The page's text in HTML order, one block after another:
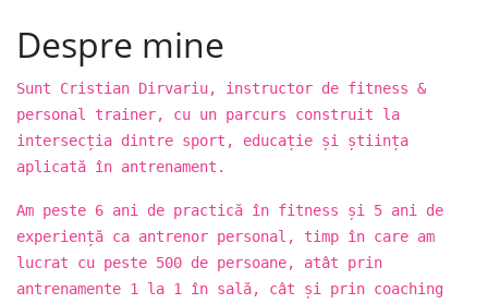
Despre mine
Sunt Cristian Dirvariu, instructor de fitness &
personal trainer, cu un parcurs construit la
intersecția dintre sport, educație și știința
aplicată în antrenament.
Am peste 6 ani de practică în fitness și 5 ani de
experiență ca antrenor personal, timp în care am
lucrat cu peste 500 de persoane, atât prin
antrenamente 1 la 1 în sală, cât și prin coaching